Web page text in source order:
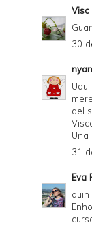
Visc
30
del
Una
31
Eva
quin